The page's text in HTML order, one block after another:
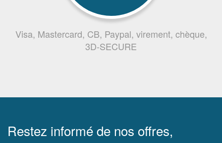
Visa, Mastercard, CB, Paypal, virement, chèque,
3D-SECURE
Restez informé de nos offres,